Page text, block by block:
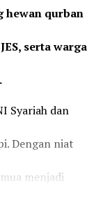
hewan qurban
serta warga
Syariah dan
Dengan niat
menjadi